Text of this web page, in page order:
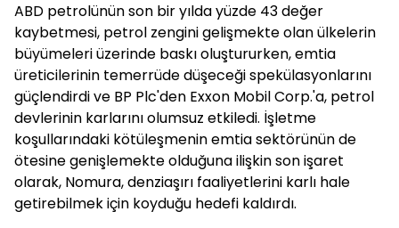
ABD petrolünün son bir yılda yüzde 43 değer
kaybetmesi, petrol zengini gelişmekte olan ülkelerin
büyümeleri üzerinde baskı oluştururken, emtia
üreticilerinin temerrüde düşeceği spekülasyonlarını
güçlendirdi ve BP Plc'den Exxon Mobil Corp.'a, petrol
devlerinin karlarını olumsuz etkiledi. İşletme
koşullarındaki kötüleşmenin emtia sektörünün de
ötesine genişlemekte olduğuna ilişkin son işaret
olarak, Nomura, denziaşırı faaliyetlerini karlı hale
getirebilmek için koyduğu hedefi kaldırdı.